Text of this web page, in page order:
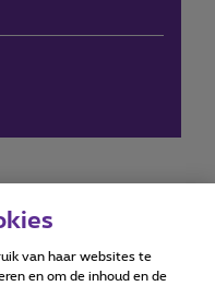
statement
van haar websites te
en om de inhoud en de